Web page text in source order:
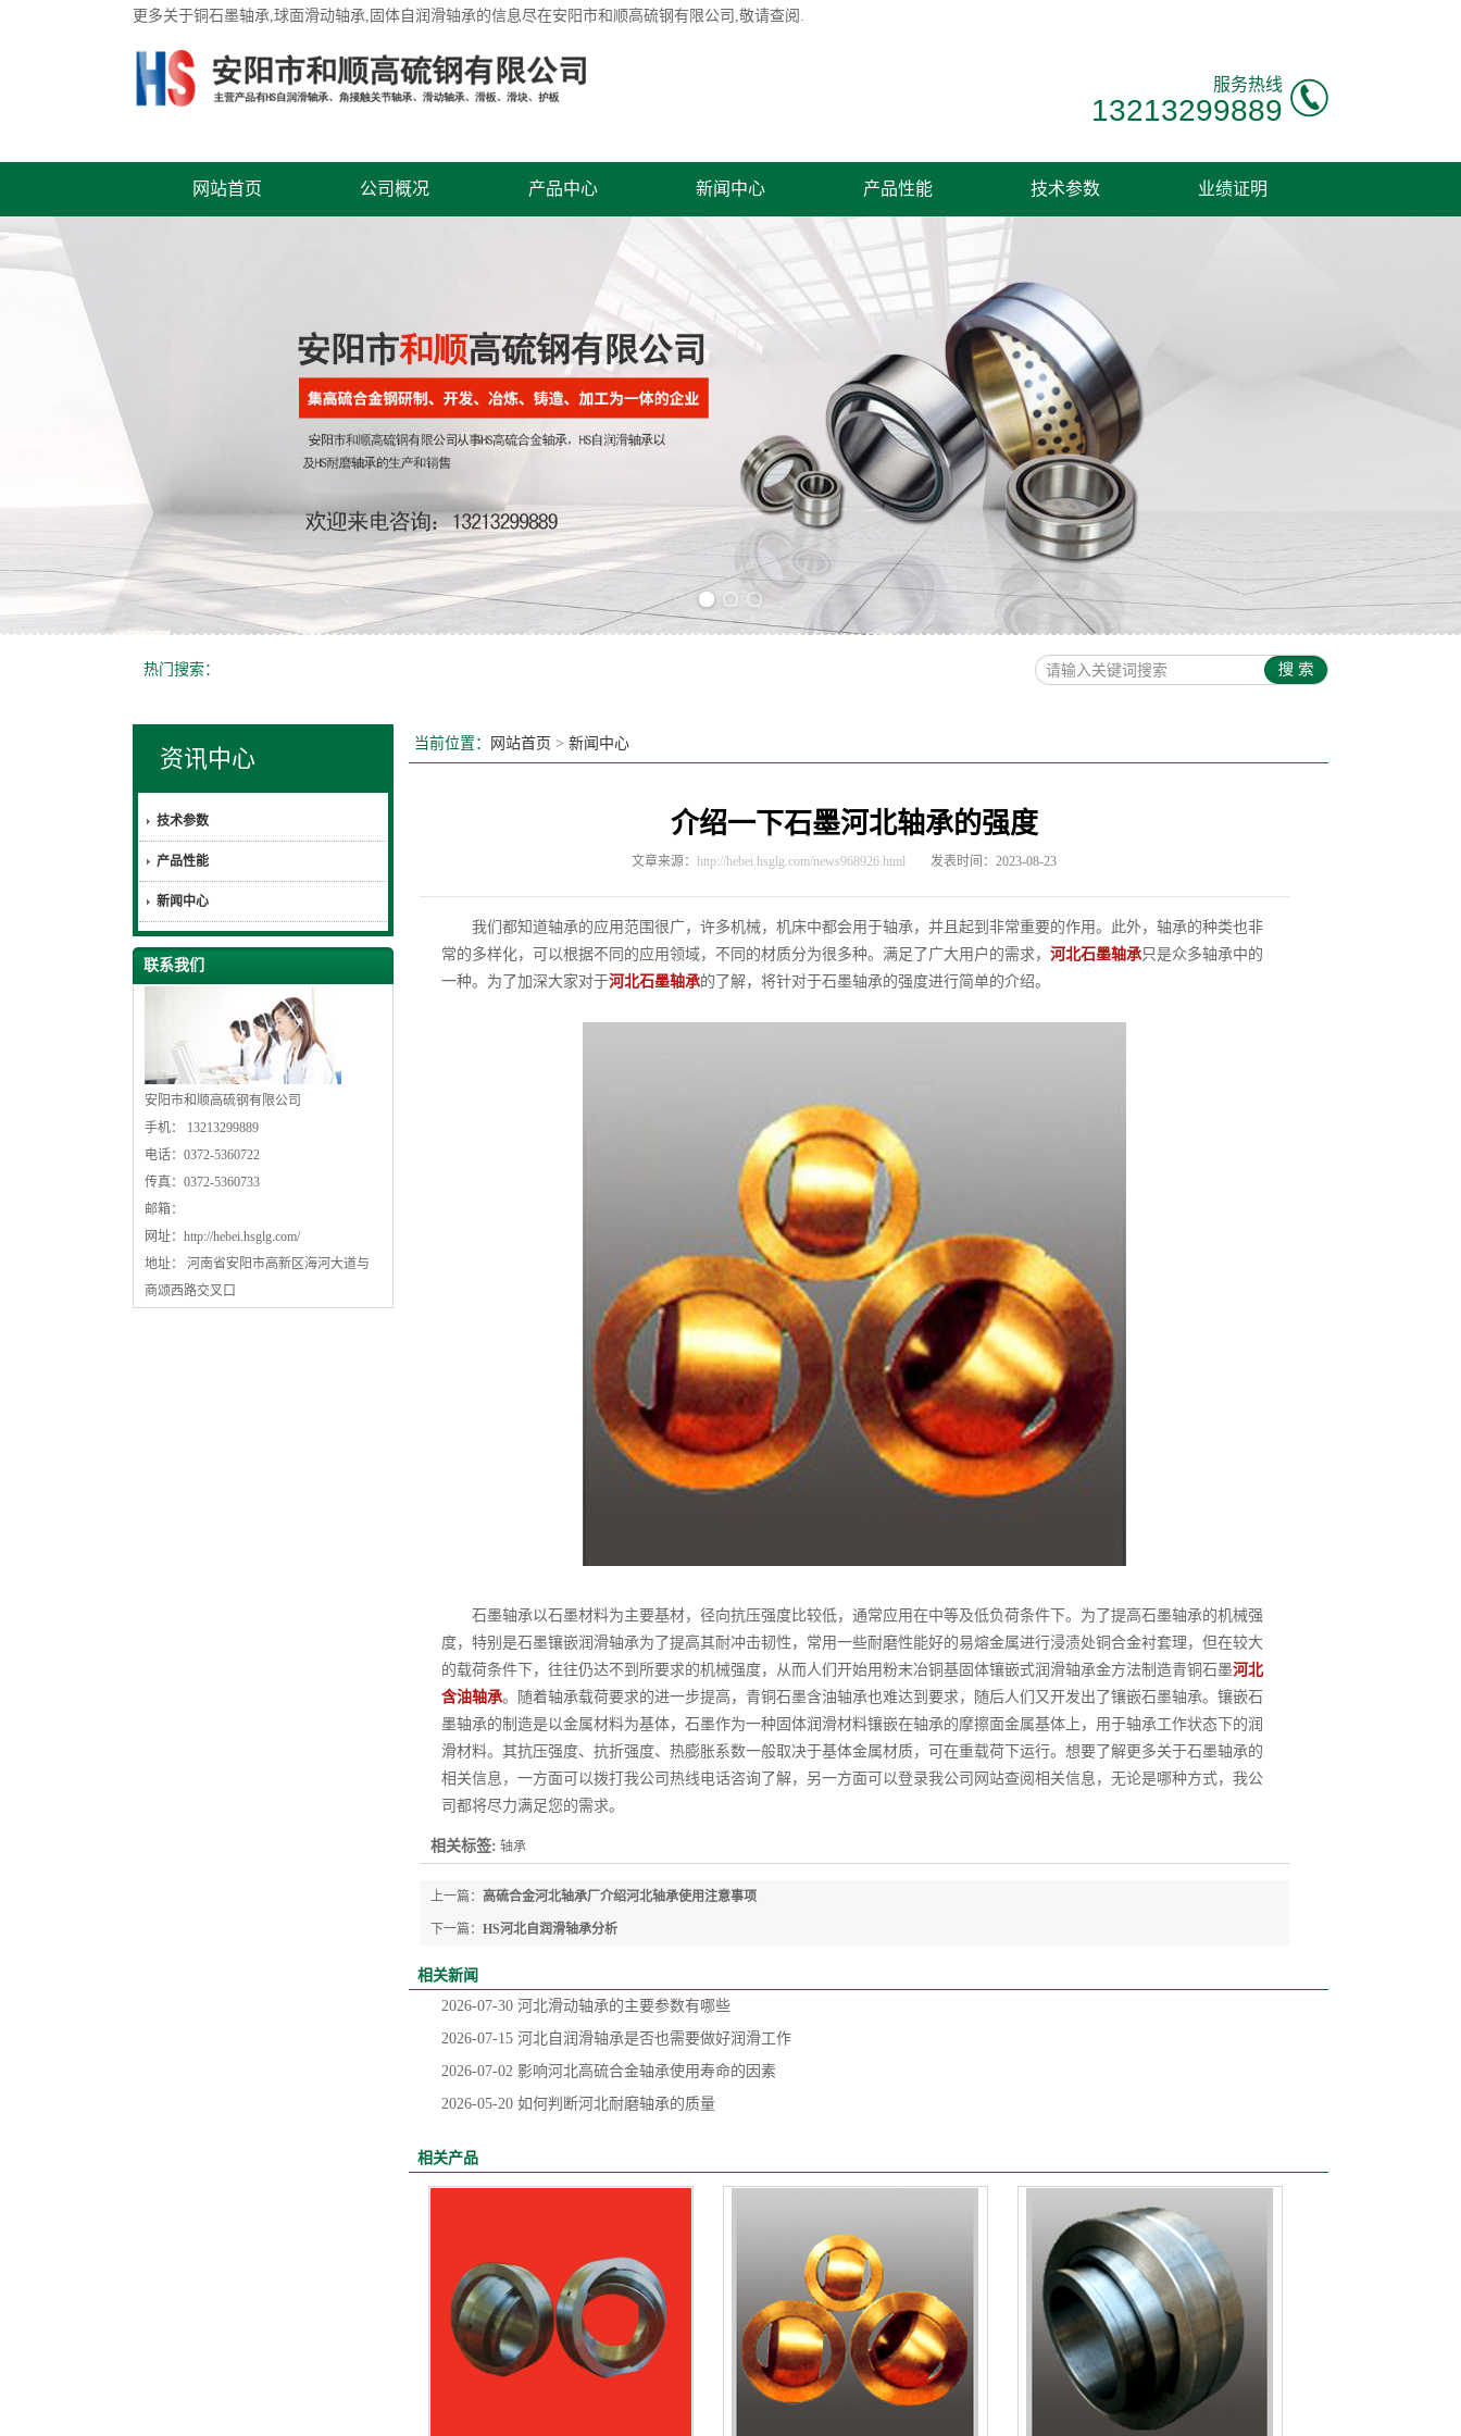
更多关于铜石墨轴承,球面滑动轴承,固体自润滑轴承的信息尽在安阳市和顺高硫钢有限公司,敬请查阅.
服务热线
13213299889
网站首页 公司概况 产品中心 新闻中心 产品性能 技术参数 业绩证明
热门搜索：
资讯中心
技术参数
产品性能
新闻中心
联系我们
安阳市和顺高硫钢有限公司
手机： 13213299889
电话：0372-5360722
传真：0372-5360733
邮箱：
网址： http://hebei.hsglg.com/
地址： 河南省安阳市高新区海河大道与
商颂西路交叉口
当前位置： 网站首页 > 新闻中心
介绍一下石墨河北轴承的强度
文章来源： http://hebei.hsglg.com/news968926.html 发表时间：2023-08-23
我们都知道轴承的应用范围很广，许多机械，机床中都会用于轴承，并且起到非常重要的作用。此外，轴承的种类也非
常的多样化，可以根据不同的应用领域，不同的材质分为很多种。满足了广大用户的需求， 河北石墨轴承只是众多轴承中的
一种。为了加深大家对于河北石墨轴承的了解，将针对于石墨轴承的强度进行简单的介绍。
石墨轴承以石墨材料为主要基材，径向抗压强度比较低，通常应用在中等及低负荷条件下。为了提高石墨轴承的机械强
度，特别是石墨镶嵌润滑轴承为了提高其耐冲击韧性，常用一些耐磨性能好的易熔金属进行浸渍处铜合金衬套理，但在较大
的载荷条件下，往往仍达不到所要求的机械强度，从而人们开始用粉末冶铜基固体镶嵌式润滑轴承金方法制造青铜石墨河北
含油轴承。随着轴承载荷要求的进一步提高，青铜石墨含油轴承也难达到要求，随后人们又开发出了镶嵌石墨轴承。镶嵌石
墨轴承的制造是以金属材料为基体，石墨作为一种固体润滑材料镶嵌在轴承的摩擦面金属基体上，用于轴承工作状态下的润
滑材料。其抗压强度、抗折强度、热膨胀系数一般取决于基体金属材质，可在重载荷下运行。想要了解更多关于石墨轴承的
相关信息，一方面可以拨打我公司热线电话咨询了解，另一方面可以登录我公司网站查阅相关信息，无论是哪种方式，我公
司都将尽力满足您的需求。
相关标签: 轴承
上一篇： 高硫合金河北轴承厂介绍河北轴承使用注意事项
下一篇： HS河北自润滑轴承分析
相关新闻
2026-07-30 河北滑动轴承的主要参数有哪些
2026-07-15 河北自润滑轴承是否也需要做好润滑工作
2026-07-02 影响河北高硫合金轴承使用寿命的因素
2026-05-20 如何判断河北耐磨轴承的质量
相关产品